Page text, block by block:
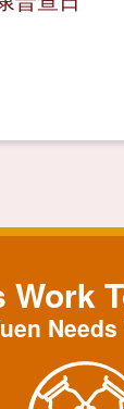
Work